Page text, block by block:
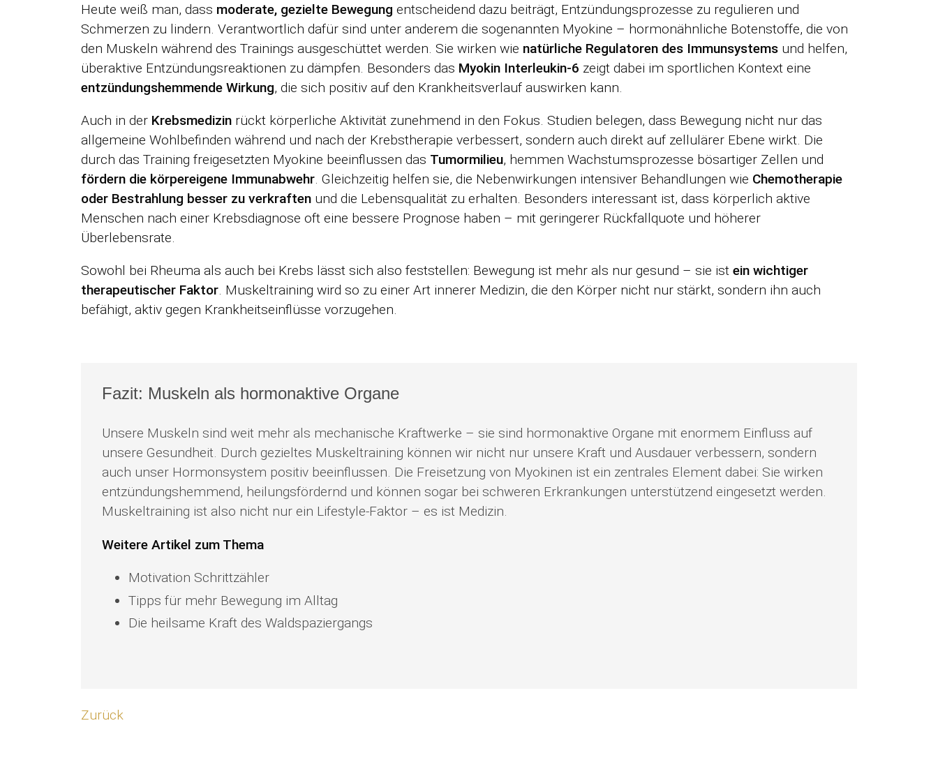
Heute weiß man, dass moderate, gezielte Bewegung entscheidend dazu beiträgt, Entzündungsprozesse zu regulieren und
Schmerzen zu lindern. Verantwortlich dafür sind unter anderem die sogenannten Myokine – hormonähnliche Botenstoffe, die von
den Muskeln während des Trainings ausgeschüttet werden. Sie wirken wie natürliche Regulatoren des Immunsystems und helfen,
überaktive Entzündungsreaktionen zu dämpfen. Besonders das Myokin Interleukin-6 zeigt dabei im sportlichen Kontext eine
entzündungshemmende Wirkung, die sich positiv auf den Krankheitsverlauf auswirken kann.
Auch in der Krebsmedizin rückt körperliche Aktivität zunehmend in den Fokus. Studien belegen, dass Bewegung nicht nur das
allgemeine Wohlbefinden während und nach der Krebstherapie verbessert, sondern auch direkt auf zellulärer Ebene wirkt. Die
durch das Training freigesetzten Myokine beeinflussen das Tumormilieu, hemmen Wachstumsprozesse bösartiger Zellen und
fördern die körpereigene Immunabwehr. Gleichzeitig helfen sie, die Nebenwirkungen intensiver Behandlungen wie Chemotherapie
oder Bestrahlung besser zu verkraften und die Lebensqualität zu erhalten. Besonders interessant ist, dass körperlich aktive
Menschen nach einer Krebsdiagnose oft eine bessere Prognose haben – mit geringerer Rückfallquote und höherer
Überlebensrate.
Sowohl bei Rheuma als auch bei Krebs lässt sich also feststellen: Bewegung ist mehr als nur gesund – sie ist ein wichtiger
therapeutischer Faktor. Muskeltraining wird so zu einer Art innerer Medizin, die den Körper nicht nur stärkt, sondern ihn auch
befähigt, aktiv gegen Krankheitseinflüsse vorzugehen.
Fazit: Muskeln als hormonaktive Organe
Unsere Muskeln sind weit mehr als mechanische Kraftwerke – sie sind hormonaktive Organe mit enormem Einfluss auf
unsere Gesundheit. Durch gezieltes Muskeltraining können wir nicht nur unsere Kraft und Ausdauer verbessern, sondern
auch unser Hormonsystem positiv beeinflussen. Die Freisetzung von Myokinen ist ein zentrales Element dabei: Sie wirken
entzündungshemmend, heilungsfördernd und können sogar bei schweren Erkrankungen unterstützend eingesetzt werden.
Muskeltraining ist also nicht nur ein Lifestyle-Faktor – es ist Medizin.
Weitere Artikel zum Thema
Motivation Schrittzähler
Tipps für mehr Bewegung im Alltag
Die heilsame Kraft des Waldspaziergangs
Zurück